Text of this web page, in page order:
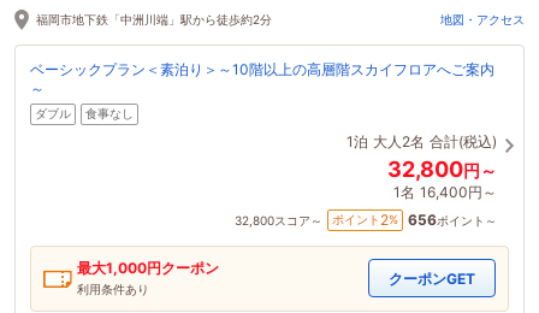
福岡市地下鉄「中洲川端」駅から徒歩約2分 地図・アクセス
ベーシックプラン＜素泊り＞～10階以上の高層階スカイフロアへご案内
～
ダブル 食事なし
1泊 大人2名 合計(税込)
32,800円～
1名 16,400円～
32,800スコア～ ポイント 2% 656ポイント～
最大1,000円クーポン
利用条件あり
クーポンGET